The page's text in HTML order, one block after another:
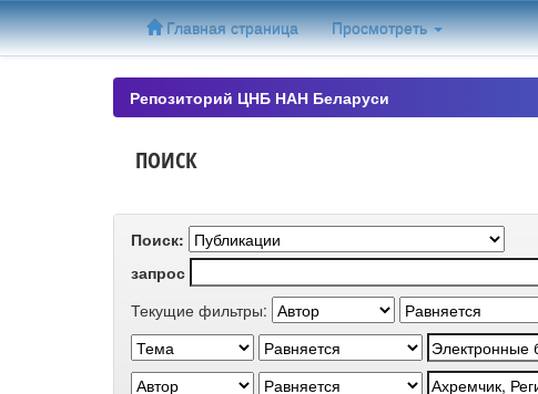
Skip
navigation
Главная страница Просмотреть
Репозиторий ЦНБ НАН Беларуси
ПОИСК
Поиск:
запрос
Текущие фильтры: